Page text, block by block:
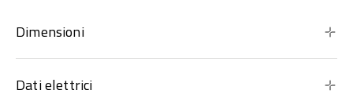
Dimensioni
Dati elettrici